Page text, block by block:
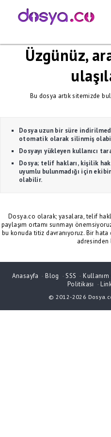
Üzgünüz,
Bu dosya artık sitemizde
Dosya uzun bir süre
otomatik olarak silinmiş
Dosyayı yükleyen kullanıcı
Dosya; telif hakları, kişilik
uyumlu bulunmadığı için
olabilir.
Dosya.co olarak; yasalara, telif
paylaşım ortamı sunmayı
bu konuda titiz davranıyoruz. Bir
Anasayfa -Blog -SSS -Kullanım
Politikası -
© 2012-2026